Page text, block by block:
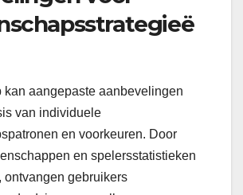
kan aangepaste aanbevelingen
van individuele
en voorkeuren. Door
en spelersstatistieken
ontvangen gebruikers